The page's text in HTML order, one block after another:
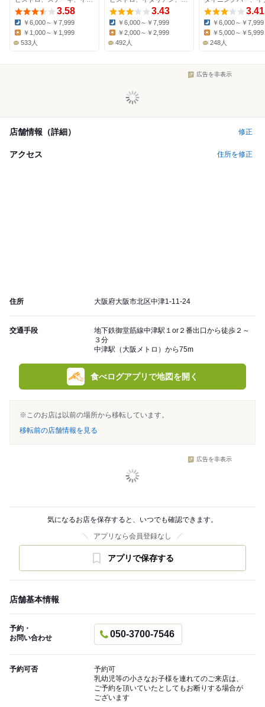
3.58
Dinner:
￥6,000～￥7,999
￥1,000～￥1,999
533人
3.43
Dinner:
￥6,000～￥7,999
￥2,000～￥2,999
492人
3.41
Dinner:
￥6,000～￥7,999
￥5,000～￥5,999
248人
広告を非表示
店舗情報（詳細） 修正
アクセス 住所を修正
住所 大阪府大阪市北区中津1-11-24
交通手段
地下鉄御堂筋線中津駅１or２番出口から徒歩２～
３分
中津駅（大阪メトロ）から75m
食べログアプリで地図を開く
※このお店は以前の場所から移転しています。
移転前の店舗情報を見る
広告を非表示
気になるお店を保存すると、いつでも確認できます。
アプリなら会員登録なし
アプリで保存する
店舗基本情報
予約・
お問い合わせ
050-3700-7546
予約可否
予約可
乳幼児等の小さなお子様を連れてのご来店は、
ご予約を頂いていたとしてもお断りする場合が
ございます